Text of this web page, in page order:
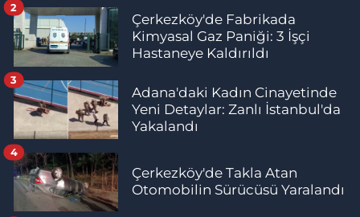
Çerkezköy'de Fabrikada
Kimyasal Gaz Paniği: 3 İşçi
Hastaneye Kaldırıldı
2
Adana'daki Kadın Cinayetinde
Yeni Detaylar: Zanlı İstanbul'da
Yakalandı
3
Çerkezköy'de Takla Atan
Otomobilin Sürücüsü Yaralandı
4